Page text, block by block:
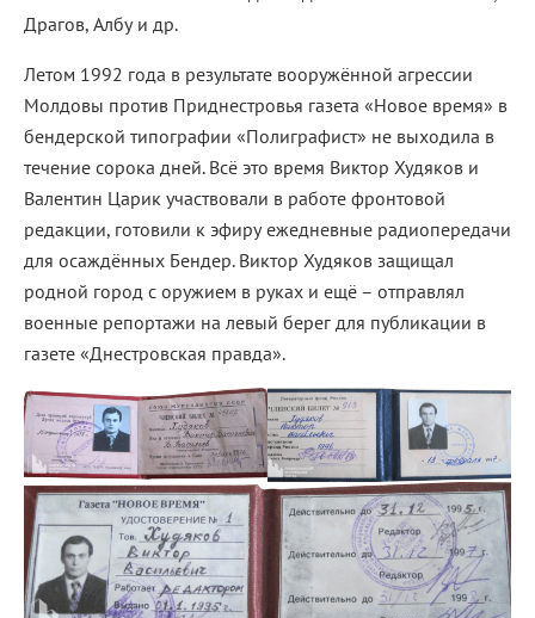
Драгов, Албу и др.
Летом 1992 года в результате вооружённой агрессии
Молдовы против Приднестровья газета «Новое время» в
бендерской типографии «Полиграфист» не выходила в
течение сорока дней. Всё это время Виктор Худяков и
Валентин Царик участвовали в работе фронтовой
редакции, готовили к эфиру ежедневные радиопередачи
для осаждённых Бендер. Виктор Худяков защищал
родной город с оружием в руках и ещё – отправлял
военные репортажи на левый берег для публикации в
газете «Днестровская правда».